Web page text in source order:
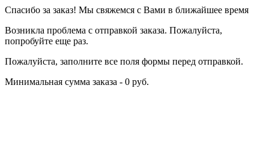
Спасибо за заказ! Мы свяжемся с Вами в ближайшее время
Возникла проблема с отправкой заказа. Пожалуйста,
попробуйте еще раз.
Пожалуйста, заполните все поля формы перед отправкой.
Минимальная сумма заказа - 0 руб.